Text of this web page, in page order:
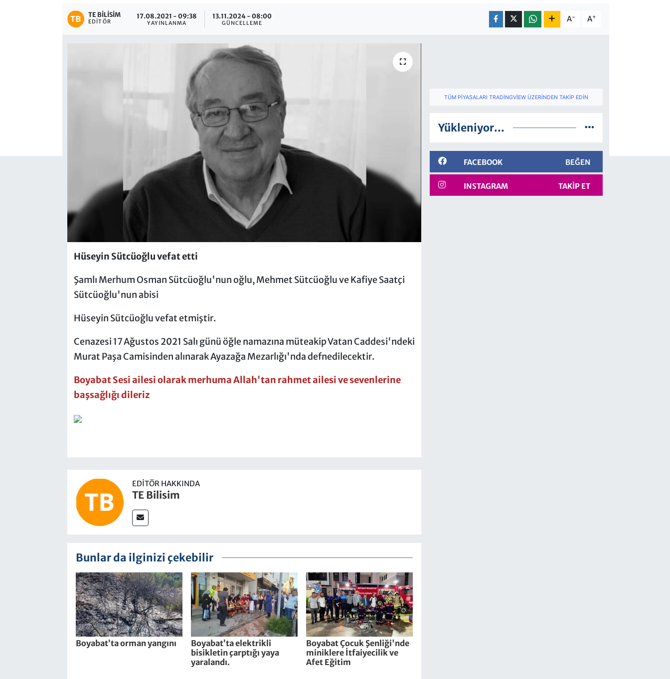
TE BILISIM
EDITÖR
17.08.2021 - 09:38
YAYINLANMA
13.11.2024 - 08:00
GÜNCELLEME A- A+
Hüseyin Sütcüoğlu vefat etti
Şamlı Merhum Osman Sütcüoğlu'nun oğlu, Mehmet Sütcüoğlu ve Kafiye Saatçi
Sütcüoğlu'nun abisi
Hüseyin Sütcüoğlu vefat etmiştir.
Cenazesi 17 Ağustos 2021 Salı günü öğle namazına müteakip Vatan Caddesi'ndeki
Murat Paşa Camisinden alınarak Ayazağa Mezarlığı'nda defnedilecektir.
Boyabat Sesi ailesi olarak merhuma Allah'tan rahmet ailesi ve sevenlerine
başsağlığı dileriz
EDITÖR HAKKINDA
TE Bilisim
Bunlar da ilginizi çekebilir
Boyabat’ta orman yangını
Boyabat’ta elektrikli
bisikletin çarptığı yaya
yaralandı.
Boyabat Çocuk Şenliği'nde
miniklere İtfaiyecilik ve
Afet Eğitim
TÜM PIYASALARI TRADINGVIEW ÜZERINDEN TAKIP EDIN
Yükleniyor...
FACEBOOK BEĞEN
INSTAGRAM TAKIP ET